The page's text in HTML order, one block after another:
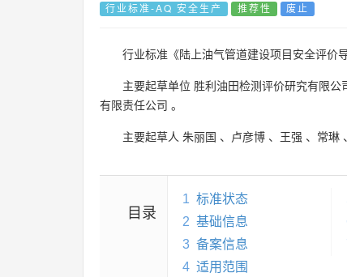
行业标准-AQ 安全生产 推荐性 废止
行业标准《陆上油气管道建设项目安全评价
主要起草单位 胜利油田检测评价研究有限公
有限责任公司 。
主要起草人 朱丽国 、 卢彦博 、 王强 、 常琳 、
目录
1 标准状态
2 基础信息
3 备案信息
4 适用范围